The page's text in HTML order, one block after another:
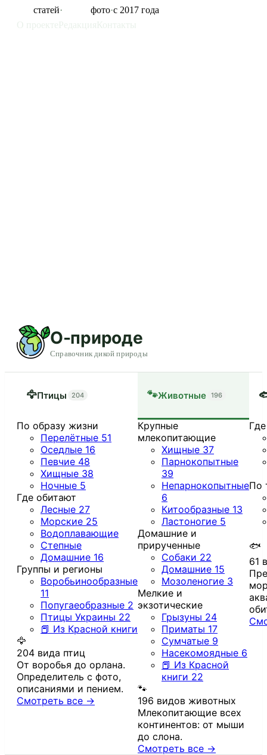
статей· фото·с 2017 года
О-природе
Справочник дикой природы
🦅Птицы 204
По образу жизни
Перелётные 51
Оседлые 16
Певчие 48
Хищные 38
Ночные 5
Где обитают
Лесные 27
Морские 25
Водоплавающие
Степные
Домашние 16
Группы и регионы
Воробьинообразные
11
Попугаеобразные 2
Птицы Украины 22
📕 Из Красной книги
🦅
204 вида птиц
От воробья до орлана.
Определитель с фото,
описаниями и пением.
Смотреть все →
🐾Животные 196
Крупные
млекопитающие
Хищные 37
Парнокопытные
39
Непарнокопытные
6
Китообразные 13
Ластоногие 5
Домашние и
прирученные
Собаки 22
Домашние 15
Мозоленогие 3
Мелкие и
экзотические
Грызуны 24
Приматы 17
Сумчатые 9
Насекомоядные 6
📕 Из Красной
книги 22
🐾
196 видов животных
Млекопитающие всех
континентов: от мыши
до слона.
Смотреть все →
По
🐟
61